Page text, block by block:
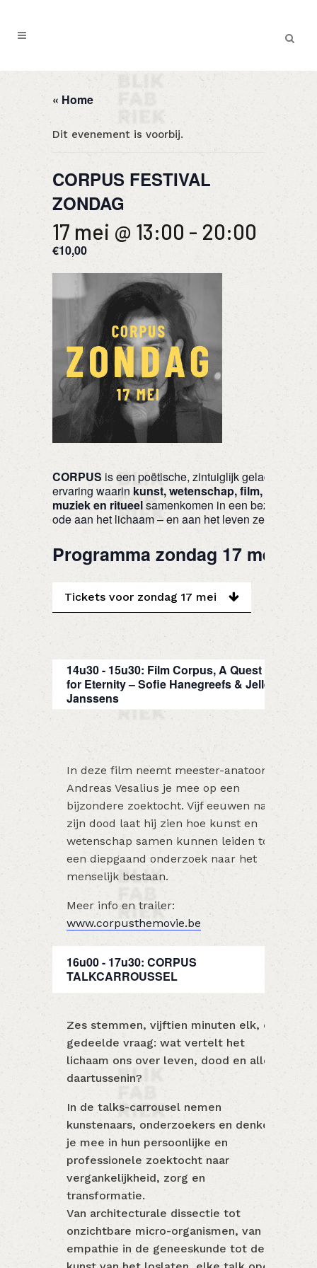
« Home
Dit evenement is voorbij.
CORPUS FESTIVAL
ZONDAG
17 mei @ 13:00 - 20:00
€10,00
CORPUS is een poëtische, zintuiglijk geladen
ervaring waarin kunst, wetenschap, film,
muziek en ritueelsamenkomen in een bezielde
ode aan het lichaam – en aan het leven zelf.
Programma zondag 17 mei
Tickets voor zondag 17 mei
14u30 - 15u30: Film Corpus, A Quest
for Eternity – Sofie Hanegreefs & Jelle
Janssens
In deze film neemt meester-anatoom
Andreas Vesalius je mee op een
bijzondere zoektocht. Vijf eeuwen na
zijn dood laat hij zien hoe kunst en
wetenschap samen kunnen leiden tot
een diepgaand onderzoek naar het
menselijk bestaan.
Meer info en trailer:
www.corpusthemovie.be
16u00 - 17u30: CORPUS
TALKCARROUSSEL
Zes stemmen, vijftien minuten elk, één
gedeelde vraag: wat vertelt het
lichaam ons over leven, dood en alles
daartussenin?
In de talks-carrousel nemen
kunstenaars, onderzoekers en denkers
je mee in hun persoonlijke en
professionele zoektocht naar
vergankelijkheid, zorg en
transformatie.
Van architecturale dissectie tot
onzichtbare micro-organismen, van
empathie in de geneeskunde tot de